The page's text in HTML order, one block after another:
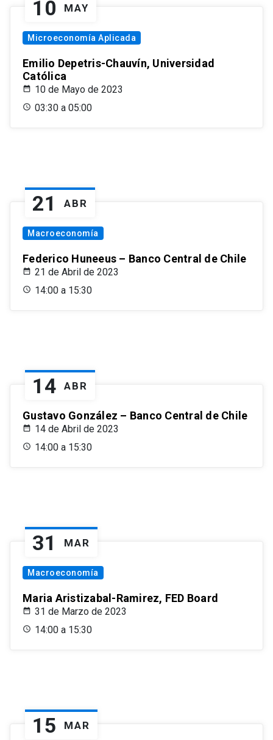
10 MAY
Microeconomía Aplicada
Emilio Depetris-Chauvín, Universidad
Católica
10 de Mayo de 2023
03:30 a 05:00
21 ABR
Macroeconomía
Federico Huneeus – Banco Central de Chile
21 de Abril de 2023
14:00 a 15:30
14 ABR
Gustavo González – Banco Central de Chile
14 de Abril de 2023
14:00 a 15:30
31 MAR
Macroeconomía
Maria Aristizabal-Ramirez, FED Board
31 de Marzo de 2023
14:00 a 15:30
15 MAR